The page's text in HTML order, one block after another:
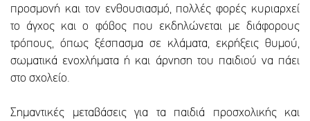
προσμονή και τον ενθουσιασμό, πολλές φορές κυριαρχεί
το άγχος και ο φόβος που εκδηλώνεται με διάφορους
τρόπους, όπως ξέσπασμα σε κλάματα, εκρήξεις θυμού,
σωματικά ενοχλήματα ή και άρνηση του παιδιού να πάει
στο σχολείο.
Σημαντικές μεταβάσεις για τα παιδιά προσχολικής και